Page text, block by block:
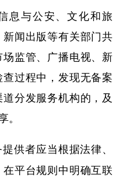
息与公安、文化和旅
闻出版等有关部门共
监管、广播电视、新
过程中，发现无备案
分发服务机构的，及
供者应当根据法律、
平台规则中明确互联